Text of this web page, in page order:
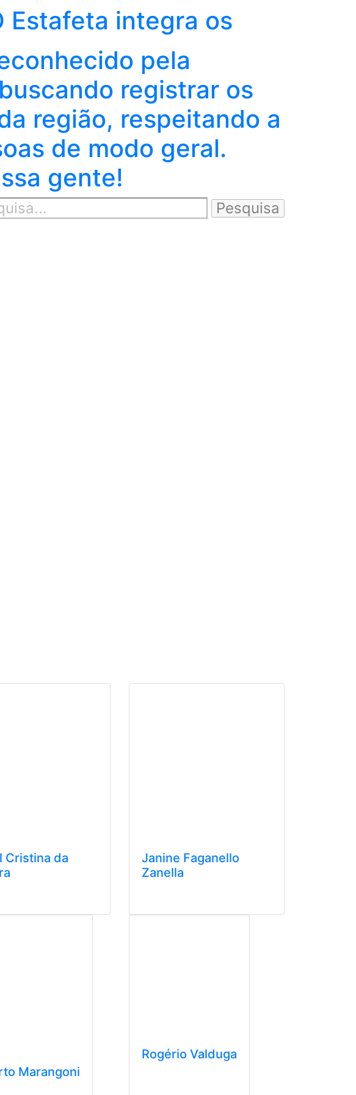
Estafeta integra os
pela
registrar os
região, respeitando a
de modo geral.
gente!
Cristina da
Janine Faganello
Zanella
Marangoni
Rogério Valduga